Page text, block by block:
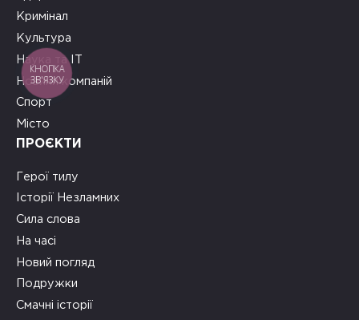
Кримінал
Культура
Наука та ІТ
Новини компаній
Спорт
Місто
ПРОЄКТИ
Герої тилу
Історії Незламних
Сила слова
На часі
Новий погляд
Подружки
Смачні історії
КНОПКА
ЗВ'ЯЗКУ